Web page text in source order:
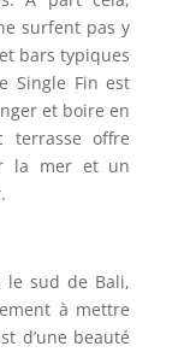
surfent pas y
bars typiques
Single Fin est
et boire en
terrasse offre
la mer et un
le sud de Bali,
à mettre
d’une beauté